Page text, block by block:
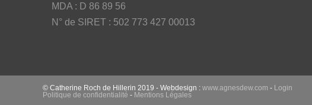
MDA : D 86 89 56
N° de SIRET : 502 773 427 00013
© Catherine Roch de Hillerin 2019 - Webdesign : www.agnesdew.com - Login
Politique de confidentialité - Mentions Légales